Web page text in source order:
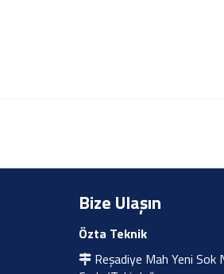
Bize Ulaşın
Özta Teknik
Reşadiye Mah Yeni Sok